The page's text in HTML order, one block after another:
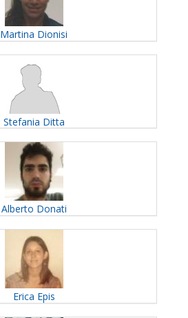
Martina Dionisi
Stefania Ditta
Alberto Donati
Erica Epis